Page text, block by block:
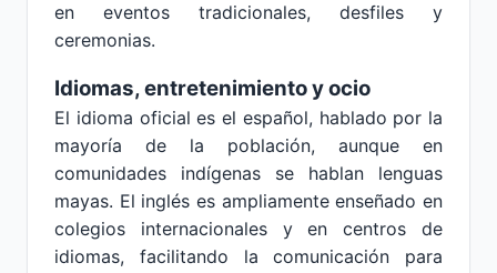
en eventos tradicionales, desfiles y
ceremonias.
Idiomas, entretenimiento y ocio
El idioma oficial es el español, hablado por la
mayoría de la población, aunque en
comunidades indígenas se hablan lenguas
mayas. El inglés es ampliamente enseñado en
colegios internacionales y en centros de
idiomas, facilitando la comunicación para